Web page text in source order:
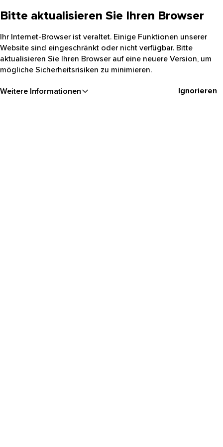
Bitte aktualisieren Sie Ihren Browser
Ihr Internet-Browser ist veraltet. Einige Funktionen unserer
Website sind eingeschränkt oder nicht verfügbar. Bitte
aktualisieren Sie Ihren Browser auf eine neuere Version, um
mögliche Sicherheitsrisiken zu minimieren.
Weitere Informationen Ignorieren